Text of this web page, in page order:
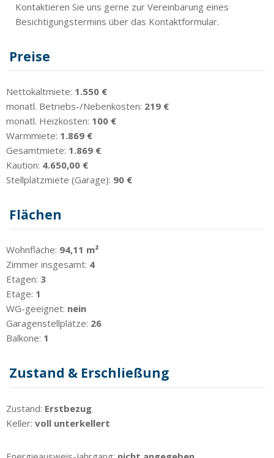
Kontaktieren Sie uns gerne zur Vereinbarung eines
Besichtigungstermins über das Kontaktformular.
Preise
Nettokaltmiete: 1.550 €
monatl. Betriebs-/Nebenkosten: 219 €
monatl. Heizkosten: 100 €
Warmmiete: 1.869 €
Gesamtmiete: 1.869 €
Kaution: 4.650,00 €
Stellplatzmiete (Garage): 90 €
Flächen
Wohnfläche: 94,11 m²
Zimmer insgesamt: 4
Etagen: 3
Etage: 1
WG-geeignet: nein
Garagenstellplätze: 26
Balkone: 1
Zustand & Erschließung
Zustand: Erstbezug
Keller: voll unterkellert